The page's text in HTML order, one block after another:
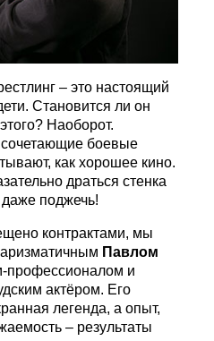
– это настоящий
Становится ли он
Наоборот.
боевые
как хорошее кино.
драться стенка
даже поджечь!
контрактами, мы
Павлом
профессионалом и
актёром. Его
легенда, а опыт,
– результаты